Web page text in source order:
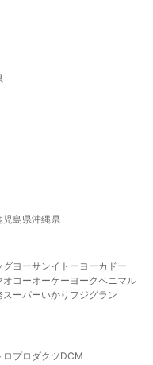
児島県沖縄県
グヨーサンイトーヨーカドー
オコーオーケー ヨークベニマル
スーパーいかり フジグラン
ロプロダクツDCM